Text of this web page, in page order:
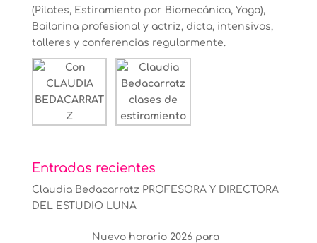
(Pilates, Estiramiento por Biomecánica, Yoga),
Bailarina profesional y actriz, dicta, intensivos,
talleres y conferencias regularmente.
Entradas recientes
Claudia Bedacarratz PROFESORA Y DIRECTORA
DEL ESTUDIO LUNA
Nuevo horario 2026 para